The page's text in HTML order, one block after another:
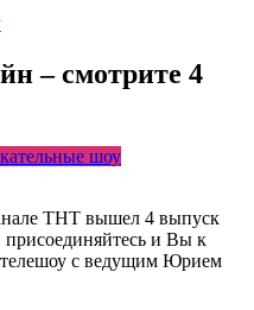
– смотрите 4
шоу
ТНТ вышел 4 выпуск
присоединяйтесь и Вы к
телешоу с ведущим Юрием